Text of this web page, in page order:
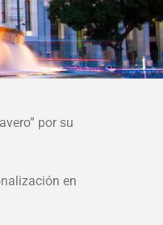
por su
en